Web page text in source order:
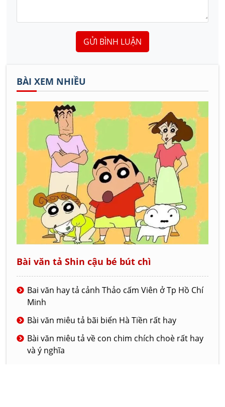
GỬI BÌNH LUẬN
BÀI XEM NHIỀU
Bài văn tả Shin cậu bé bút chì
Bai văn hay tả cảnh Thảo cấm Viên ở Tp Hồ Chí
Minh
Bài văn miêu tả bãi biển Hà Tiền rất hay
Bài văn miêu tả về con chim chích choè rất hay
và ý nghĩa